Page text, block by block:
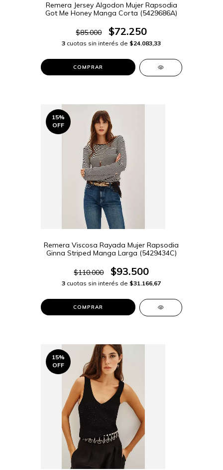
Remera Jersey Algodon Mujer Rapsodia
Got Me Honey Manga Corta (5429686A)
$85.000 $72.250
3 cuotas sin interés de $24.083,33
COMPRAR
15%
OFF
Remera Viscosa Rayada Mujer Rapsodia
Ginna Striped Manga Larga (5429434C)
$110.000 $93.500
3 cuotas sin interés de $31.166,67
COMPRAR
15%
OFF